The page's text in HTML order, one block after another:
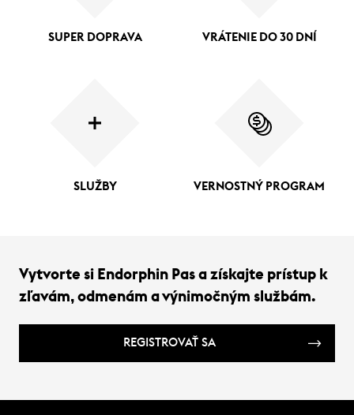
SUPER DOPRAVA VRÁTENIE DO 30 DNÍ
SLUŽBY VERNOSTNÝ PROGRAM
Vytvorte si Endorphin Pas a získajte prístup k
zľavám, odmenám a výnimočným službám.
REGISTROVAŤ SA